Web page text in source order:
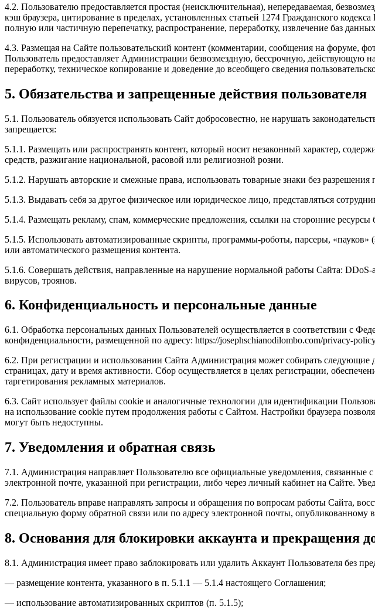
4.2. Пользователю предоставляется простая (неисключительная), непередаваемая,
кэш браузера, цитирование в пределах, установленных статьей 1274 Гражданского
полную или частичную перепечатку, распространение, переработку, извлечение баз
4.3. Размещая на Сайте пользовательский контент (комментарии, сообщения на форуме,
Пользователь предоставляет Администрации безвозмездную, бессрочную, действующую
переработку, техническое копирование и доведение до всеобщего сведения
5. Обязательства и запрещенные действия пользователя
5.1. Пользователь обязуется использовать Сайт добросовестно, не нарушать
запрещается:
5.1.1. Размещать или распространять контент, который носит незаконный характер,
средств, разжигание национальной, расовой или религиозной розни.
5.1.2. Нарушать авторские и смежные права, использовать товарные знаки без разрешения
5.1.3. Выдавать себя за другое физическое или юридическое лицо, представляться
5.1.4. Размещать рекламу, спам, коммерческие предложения, ссылки на сторонние
5.1.5. Использовать автоматизированные скрипты, программы-роботы, парсеры,
или автоматического размещения контента.
5.1.6. Совершать действия, направленные на нарушение нормальной работы Сайта:
вирусов, троянов.
6. Конфиденциальность и персональные данные
6.1. Обработка персональных данных Пользователей осуществляется в соответствии с
конфиденциальности, размещенной по адресу: https://josephschianodilombo.com/privacy-
6.2. При регистрации и использовании Сайта Администрация может собирать
страницах, дату и время активности. Сбор осуществляется в целях регистрации,
таргетирования рекламных материалов.
6.3. Сайт использует файлы cookie и аналогичные технологии для идентификации
на использование cookie путем продолжения работы с Сайтом. Настройки браузера
могут быть недоступны.
7. Уведомления и обратная связь
7.1. Администрация направляет Пользователю все официальные уведомления,
электронной почте, указанной при регистрации, либо через личный кабинет на Сайте.
7.2. Пользователь вправе направлять запросы и обращения по вопросам работы Сайта,
специальную форму обратной связи или по адресу электронной почты,
8. Основания для блокировки аккаунта и прекращения
8.1. Администрация имеет право заблокировать или удалить Аккаунт Пользователя без
— размещение контента, указанного в п. 5.1.1 — 5.1.4 настоящего Соглашения;
— использование автоматизированных скриптов (п. 5.1.5);